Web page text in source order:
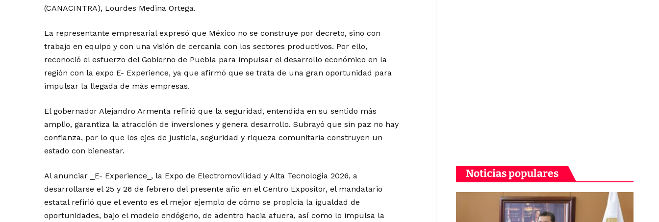
(CANACINTRA), Lourdes Medina Ortega.
La representante empresarial expresó que México no se construye por decreto, sino con
trabajo en equipo y con una visión de cercanía con los sectores productivos. Por ello,
reconoció el esfuerzo del Gobierno de Puebla para impulsar el desarrollo económico en la
región con la expo E- Experience, ya que afirmó que se trata de una gran oportunidad para
impulsar la llegada de más empresas.
El gobernador Alejandro Armenta refirió que la seguridad, entendida en su sentido más
amplio, garantiza la atracción de inversiones y genera desarrollo. Subrayó que sin paz no hay
confianza, por lo que los ejes de justicia, seguridad y riqueza comunitaria construyen un
estado con bienestar.
Al anunciar _E- Experience_, la Expo de Electromovilidad y Alta Tecnología 2026, a
desarrollarse el 25 y 26 de febrero del presente año en el Centro Expositor, el mandatario
estatal refirió que el evento es el mejor ejemplo de cómo se propicia la igualdad de
oportunidades, bajo el modelo endógeno, de adentro hacia afuera, así como lo impulsa la
Noticias populares